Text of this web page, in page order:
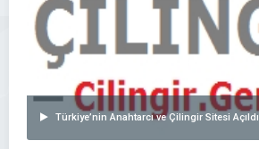
Türkiye’nin Anahtarcı ve Çilingir Sitesi Açıldı